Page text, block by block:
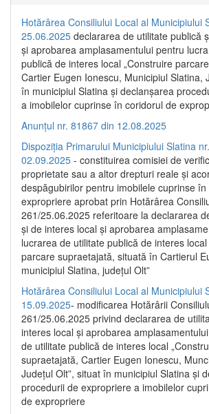
Hotărârea Consiliului Local al Municipiului
25.06.2025 declararea de utilitate publică
și aprobarea amplasamentului pentru
publică de interes local „Construire
Cartier Eugen Ionescu, Municipiul Slatina,
în municipiul Slatina și declanșarea
a imobilelor cuprinse în coridorul de
Anunțul nr. 81867 din 12.08.2025
Dispoziția Primarului Municipiului Slatina
02.09.2025 - constituirea comisiei de
proprietate sau a altor drepturi reale și
despăgubirilor pentru imobilele cuprinse
expropriere aprobat prin Hotărârea
261/25.06.2025 referitoare la declararea
și de interes local și aprobarea
lucrarea de utilitate publică de interes local
parcare supraetajată, situată în Cartierul
municipiul Slatina, județul Olt”
Hotărârea Consiliului Local al Municipiului
15.09.2025- modificarea Hotărârii
261/25.06.2025 privind declararea de
interes local și aprobarea
de utilitate publică de interes local
supraetajată, Cartier Eugen Ionescu,
Județul Olt”, situat în municipiul Slatina și
procedurii de expropriere a imobilelor
de expropriere